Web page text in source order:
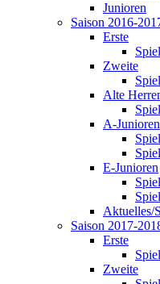
Junioren
Saison 2016-
Erste
Zweite
Alte
A-Junioren
E-Junioren
Aktuelles/
Saison 2017-
Erste
Zweite